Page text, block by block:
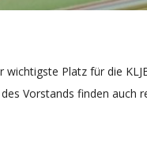
Platz für die
Vorstands finden